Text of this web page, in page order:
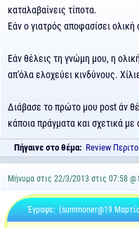
καταλαβαίνεις τίποτα.
Εάν ο γιατρός αποφασίσει ολική
Εάν θέλεις τη γνώμη μου, η
απ'όλα ελοχεύει κινδύνους.
Διάβασε το πρώτο μου post άν
κάποια πράγματα και σχετικά
Πήγαινε στο θέμα: Review
Μήνυμα στις 22/3/2013 στις 07:58 @
Έγραψε: (summoner@19